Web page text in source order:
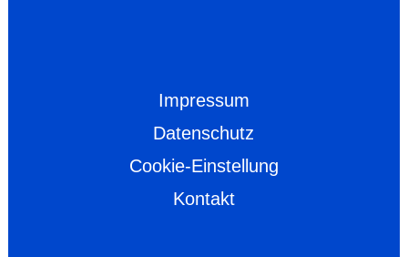
Impressum
Datenschutz
Cookie-Einstellung
Kontakt